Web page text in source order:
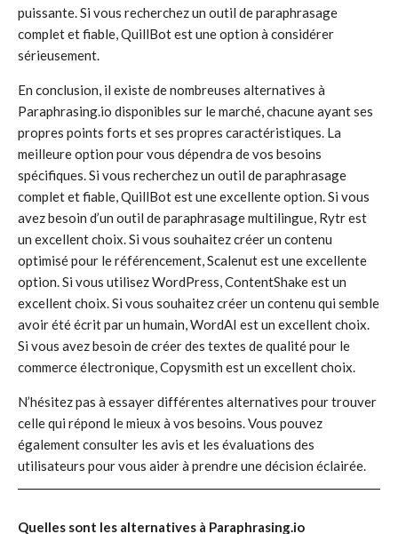
puissante. Si vous recherchez un outil de paraphrasage
complet et fiable, QuillBot est une option à considérer
sérieusement.
En conclusion, il existe de nombreuses alternatives à
Paraphrasing.io disponibles sur le marché, chacune ayant ses
propres points forts et ses propres caractéristiques. La
meilleure option pour vous dépendra de vos besoins
spécifiques. Si vous recherchez un outil de paraphrasage
complet et fiable, QuillBot est une excellente option. Si vous
avez besoin d’un outil de paraphrasage multilingue, Rytr est
un excellent choix. Si vous souhaitez créer un contenu
optimisé pour le référencement, Scalenut est une excellente
option. Si vous utilisez WordPress, ContentShake est un
excellent choix. Si vous souhaitez créer un contenu qui semble
avoir été écrit par un humain, WordAI est un excellent choix.
Si vous avez besoin de créer des textes de qualité pour le
commerce électronique, Copysmith est un excellent choix.
N’hésitez pas à essayer différentes alternatives pour trouver
celle qui répond le mieux à vos besoins. Vous pouvez
également consulter les avis et les évaluations des
utilisateurs pour vous aider à prendre une décision éclairée.
Quelles sont les alternatives à Paraphrasing.io